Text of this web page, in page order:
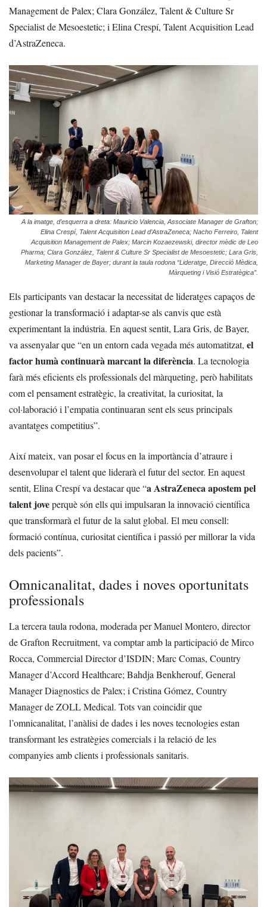
Management de Palex; Clara González, Talent & Culture Sr
Specialist de Mesoestetic; i Elina Crespí, Talent Acquisition Lead
d’AstraZeneca.
A la imatge, d’esquerra a dreta: Mauricio Valencia, Associate Manager de Grafton;
Elina Crespí, Talent Acquisition Lead d’AstraZeneca; Nacho Ferreiro, Talent
Acquisition Management de Palex; Marcin Kozaezewski, director mèdic de Leo
Pharma; Clara González, Talent & Culture Sr Specialist de Mesoestetic; Lara Gris,
Marketing Manager de Bayer; durant la taula rodona “Lideratge, Direcció Mèdica,
Màrqueting i Visió Estratègica”.
Els participants van destacar la necessitat de lideratges capaços de
gestionar la transformació i adaptar-se als canvis que està
experimentant la indústria. En aquest sentit, Lara Gris, de Bayer,
va assenyalar que “en un entorn cada vegada més automatitzat, el
factor humà continuarà marcant la diferència. La tecnologia
farà més eficients els professionals del màrqueting, però habilitats
com el pensament estratègic, la creativitat, la curiositat, la
col·laboració i l’empatia continuaran sent els seus principals
avantatges competitius”.
Així mateix, van posar el focus en la importància d’atraure i
desenvolupar el talent que liderarà el futur del sector. En aquest
sentit, Elina Crespí va destacar que “a AstraZeneca apostem pel
talent joveperquè són ells qui impulsaran la innovació científica
que transformarà el futur de la salut global. El meu consell:
formació contínua, curiositat científica i passió per millorar la vida
dels pacients”.
Omnicanalitat, dades i noves oportunitats
professionals
La tercera taula rodona, moderada per Manuel Montero, director
de Grafton Recruitment, va comptar amb la participació de Mirco
Rocca, Commercial Director d’ISDIN; Marc Comas, Country
Manager d’Accord Healthcare; Bahdja Benkherouf, General
Manager Diagnostics de Palex; i Cristina Gómez, Country
Manager de ZOLL Medical. Tots van coincidir que
l’omnicanalitat, l’anàlisi de dades i les noves tecnologies estan
transformant les estratègies comercials i la relació de les
companyies amb clients i professionals sanitaris.